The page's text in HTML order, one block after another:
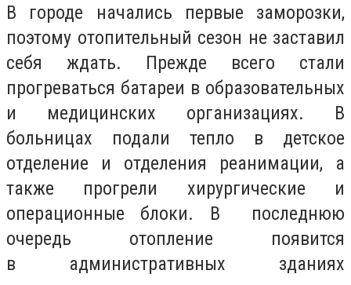
В городе начались первые заморозки,
поэтому отопительный сезон не заставил
себя ждать. Прежде всего стали
прогреваться батареи в образовательных
и медицинских организациях. В
больницах подали тепло в детское
отделение и отделения реанимации, а
также прогрели хирургические и
операционные блоки. В последнюю
очередь отопление появится
в административных зданиях